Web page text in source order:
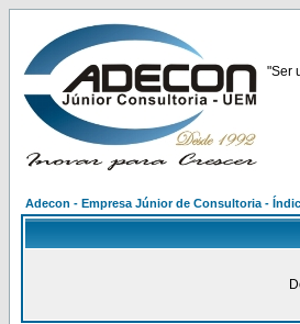
"Ser
Adecon - Empresa Júnior de Consultoria -